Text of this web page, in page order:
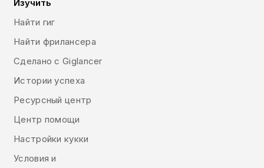
Изучить
Найти гиг
Найти фрилансера
Сделано с Giglancer
Истории успеха
Ресурсный центр
Центр помощи
Настройки кукки
Условия и